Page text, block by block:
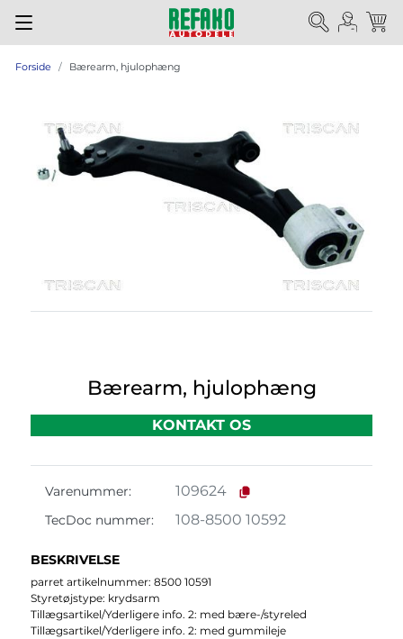
Forside Bærearm, hjulophæng
Bærearm, hjulophæng
KONTAKT OS
Varenummer: 109624
TecDoc nummer: 108-8500 10592
BESKRIVELSE
parret artikelnummer: 8500 10591
Styretøjstype: krydsarm
Tillægsartikel/Yderligere info. 2: med bære-/styreled
Tillægsartikel/Yderligere info. 2: med gummileje